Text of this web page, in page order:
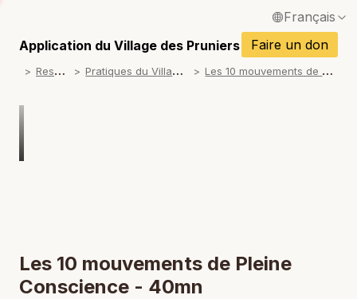
Français
English / Anglais
Español / Espagnol
Application du Village des Pruniers
Faire un don
R
essources P
ratiques du Village des Pruniers L
es 10 mouvements de pleine Conscience
Les 10 mouvements de Pleine
Conscience - 40mn